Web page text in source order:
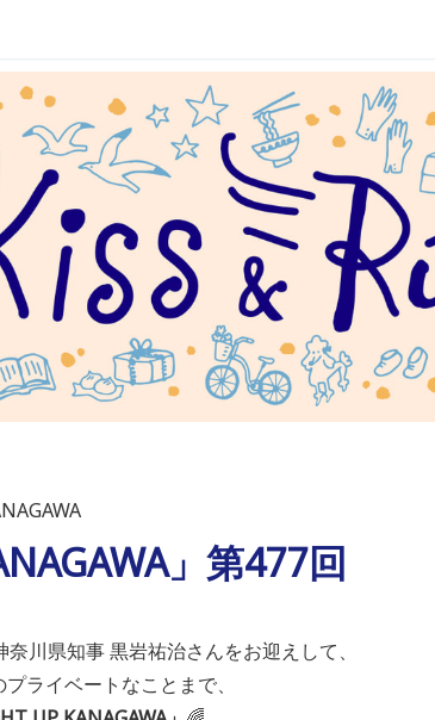
」第477回
川県知事 黒岩祐治さんをお迎えして、
ライベートなことまで、